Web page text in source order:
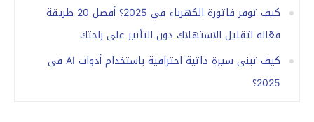
كيف توفر فاتورة الكهرباء في 2025؟ أفضل 20 طريقة
فعّالة لتقليل الاستهلاك دون التأثير على راحتك
كيف تبني سيرة ذاتية احترافية باستخدام أدوات AI في
2025؟